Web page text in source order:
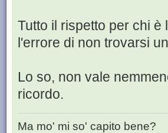
Tutto il rispetto per chi
l'errore di non trovarsi
Lo so, non vale
ricordo.
Ma mo' mi so' capito bene?